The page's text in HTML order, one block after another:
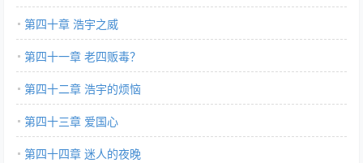
第四十章 浩宇之威
第四十一章 老四贩毒？
第四十二章 浩宇的烦恼
第四十三章 爱国心
第四十四章 迷人的夜晚